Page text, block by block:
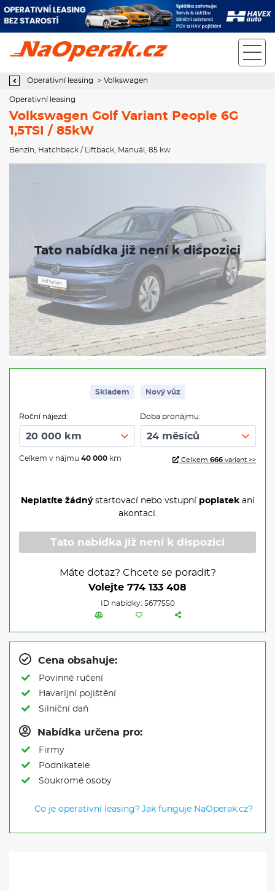
Operativní leasing Volkswagen Golf Variant People 6G 1,5TSI /
Operativní leasing > Volkswagen
Operativní leasing
Volkswagen Golf Variant People 6G
1,5TSI / 85kW
Benzín Hatchback / Liftback Manuál , 85 kw
Skladem Nový vůz
Roční nájezd:
Celkem v nájmu 40 000 km
Doba pronájmu:
Celkem 666 variant >>
Neplatíte žádnýstartovací nebo vstupní poplatekani
akontaci.
Tato nabídka již není k dispozici
Máte dotaz? Chcete se poradit?
Volejte 774 133 408
ID nabídky: 5677550
Cena obsahuje:
Povinné ručení
Havarijní pojištění
Silniční daň
Nabídka určena pro:
Firmy
Podnikatele
Soukromé osoby
Co je operativní leasing? Jak funguje NaOperak.cz?